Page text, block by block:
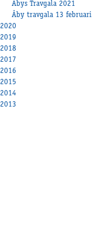
Åbys Travgala 2021
Åby travgala 13 februari
2020
2019
2018
2017
2016
2015
2014
2013